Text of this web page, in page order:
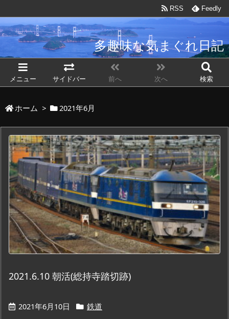
多趣味な気まぐれ日記
自転車で気まぐれに趣味を楽しむブログ
メニュー サイドバー 前へ 次へ 検索
RSS Feedly
ホーム > 2021年6月
2021.6.10 朝活(総持寺踏切跡)
2021年6月10日 鉄道